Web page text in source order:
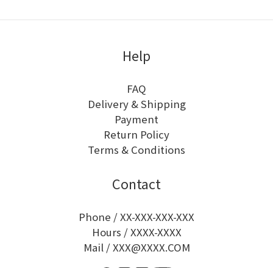
Help
FAQ
Delivery & Shipping
Payment
Return Policy
Terms & Conditions
Contact
Phone / XX-XXX-XXX-XXX
Hours / XXXX-XXXX
Mail / XXX@XXXX.COM